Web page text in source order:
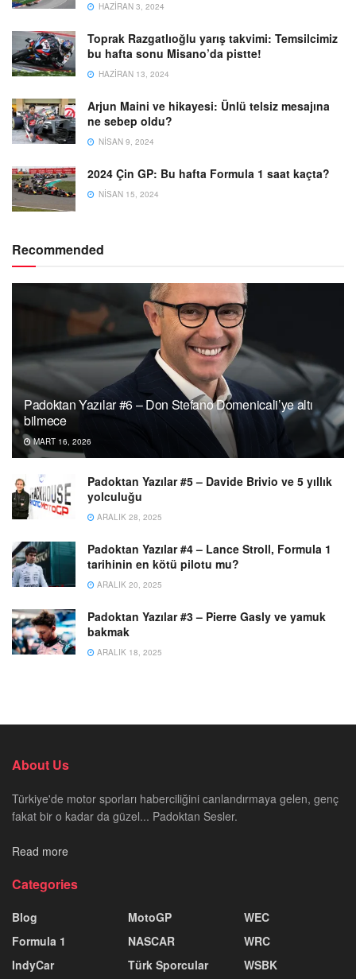
HAZIRAN 3, 2024
Toprak Razgatlıoğlu yarış takvimi: Temsilcimiz
bu hafta sonu Misano’da pistte!
HAZIRAN 13, 2024
Arjun Maini ve hikayesi: Ünlü telsiz mesajına
ne sebep oldu?
NISAN 9, 2024
2024 Çin GP: Bu hafta Formula 1 saat kaçta?
NISAN 15, 2024
Recommended
Padoktan Yazılar #6 – Don Stefano Domenicali’ye altı
bilmece
MART 16, 2026
Padoktan Yazılar #5 – Davide Brivio ve 5 yıllık
yolculuğu
ARALIK 28, 2025
Padoktan Yazılar #4 – Lance Stroll, Formula 1
tarihinin en kötü pilotu mu?
ARALIK 20, 2025
Padoktan Yazılar #3 – Pierre Gasly ve yamuk
bakmak
ARALIK 18, 2025
About Us
Türkiye'de motor sporları haberciliğini canlandırmaya gelen, genç
fakat bir o kadar da güzel... Padoktan Sesler.
Read more
Categories
Blog
Formula 1
IndyCar
MotoGP
NASCAR
Türk Sporcular
WEC
WRC
WSBK